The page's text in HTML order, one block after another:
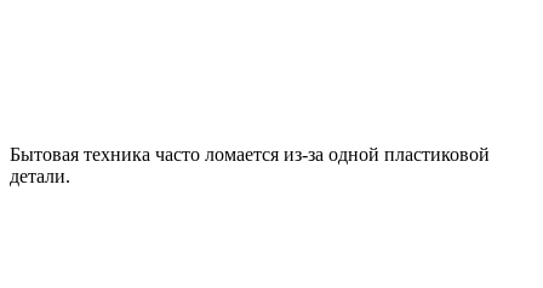
Бытовая техника часто ломается из-за одной пластиковой
детали.